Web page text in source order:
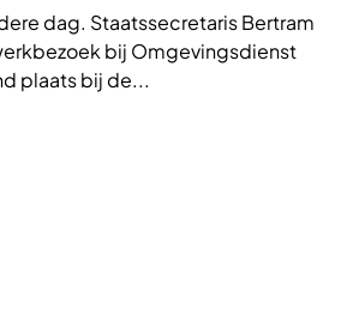
dag. Staatssecretaris Bertram
bij Omgevingsdienst
plaats bij de...